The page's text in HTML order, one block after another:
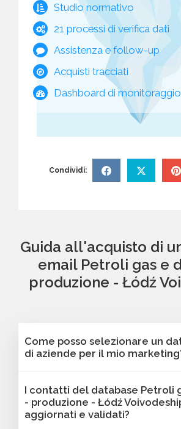
Studio normativo
21 processi di verifica dati
Assistenza e follow-up
Acquisti tracciati
Dashboard di monitoraggio
Condividi:
Guida all'acquisto di
email Petroli gas e
produzione - Łódź
Come posso selezionare un
di aziende per il mio
nostra piattaforma Bancomail.
contatti B2B verificati di aziende
gas e derivati - produzione - Łódź
I contatti del database Petroli
- produzione - Łódź
aggiornati e validati?